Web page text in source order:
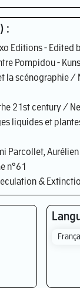
:
Editions - Edited
Pompidou -
la scénographie /
21st century /
liquides et
Parcollet,
n°61
&